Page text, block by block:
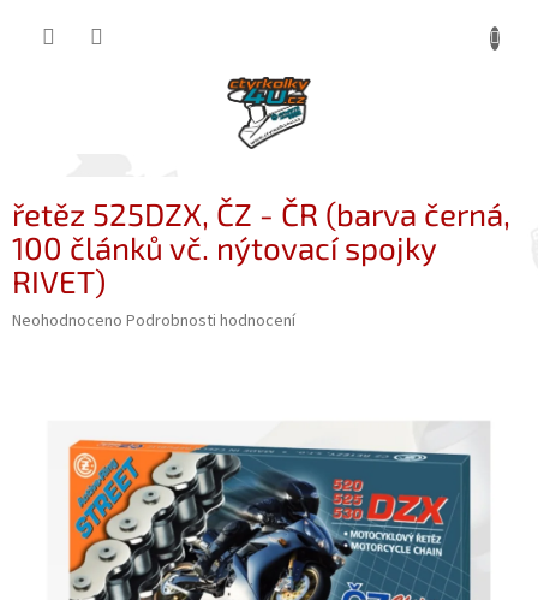
řetěz 525DZX, ČZ - ČR (barva černá,
100 článků vč. nýtovací spojky
RIVET)
Průměrné
hvězdiček.
Neohodnoceno Podrobnosti hodnocení